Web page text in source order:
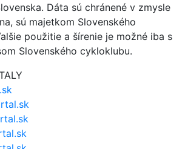
Dáta sú chránené v zmysle
sú majetkom Slovenského
použitie a šírenie je možné iba s
Slovenského cykloklubu.